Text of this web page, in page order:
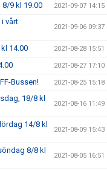
9 kl 19.00 2021-09-07 14:15
vårt
2021-09-06 09:37
14.00 2021-08-28 15:51
2021-08-27 17:10
Bussen! 2021-08-25 15:18
18/8 kl
2021-08-16 11:49
14/8 kl
2021-08-09 15:43
8/8 kl
2021-08-05 16:51